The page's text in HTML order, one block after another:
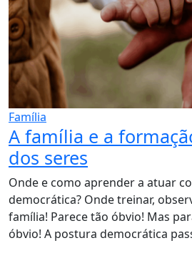
Família
A família e a
dos seres
Onde e como aprender a atuar
democrática? Onde treinar,
família! Parece tão óbvio! Mas
óbvio! A postura democrática